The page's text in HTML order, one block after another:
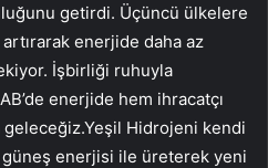
getirdi. Üçüncü ülkelere
enerjide daha az
İşbirliği ruhuyla
enerjide hem ihracatçı
geleceğiz.Yeşil Hidrojeni kendi
güneş enerjisi ile üreterek yeni